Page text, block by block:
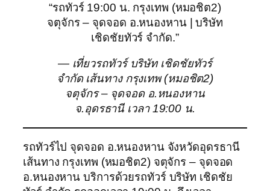
“รถทัวร์ 19:00 น. กรุงเทพ (หมอชิต2)
จตุจักร – จุดจอด อ.หนองหาน | บริษัท
เชิดชัยทัวร์ จำกัด.”
— เที่ยวรถทัวร์ บริษัท เชิดชัยทัวร์
จำกัด เส้นทาง กรุงเทพ (หมอชิต2)
จตุจักร – จุดจอด อ.หนองหาน
จ.อุดรธานี เวลา 19:00 น.
รถทัวร์ไป จุดจอด อ.หนองหาน จังหวัดอุดรธานี
เส้นทาง กรุงเทพ (หมอชิต2) จตุจักร – จุดจอด
อ.หนองหาน บริการด้วยรถทัวร์ บริษัท เชิดชัย